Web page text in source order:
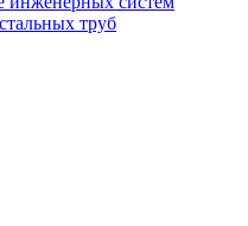
труб